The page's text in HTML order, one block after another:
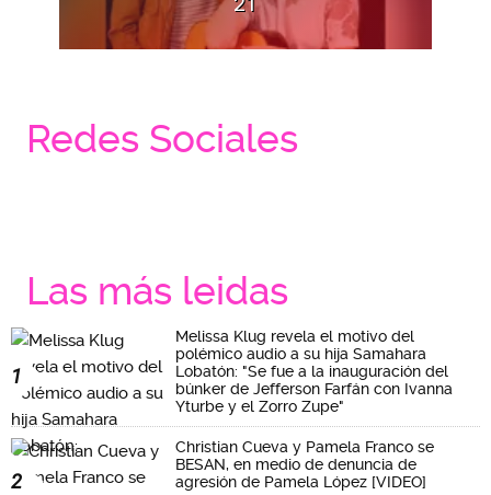
Redes Sociales
Las más leidas
1
Melissa Klug revela el motivo del
polémico audio a su hija Samahara
Lobatón: "Se fue a la inauguración del
búnker de Jefferson Farfán con Ivanna
Yturbe y el Zorro Zupe"
2
Christian Cueva y Pamela Franco se
BESAN, en medio de denuncia de
agresión de Pamela López [VIDEO]